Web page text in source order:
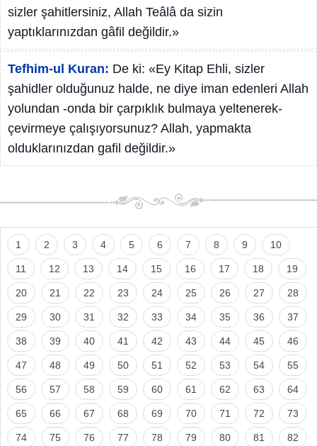
sizler şahitlersiniz, Allah Teâlâ da sizin
yaptıklarınızdan gâfil değildir.»
Tefhim-ul Kuran: De ki: «Ey Kitap Ehli, sizler
şahidler olduğunuz halde, ne diye iman edenleri Allah
yolundan -onda bir çarpıklık bulmaya yeltenerek-
çevirmeye çalışıyorsunuz? Allah, yapmakta
olduklarınızdan gafil değildir.»
1 2 3 4 5 6 7 8 9 10
11 12 13 14 15 16 17 18 19
20 21 22 23 24 25 26 27 28
29 30 31 32 33 34 35 36 37
38 39 40 41 42 43 44 45 46
47 48 49 50 51 52 53 54 55
56 57 58 59 60 61 62 63 64
65 66 67 68 69 70 71 72 73
74 75 76 77 78 79 80 81 82